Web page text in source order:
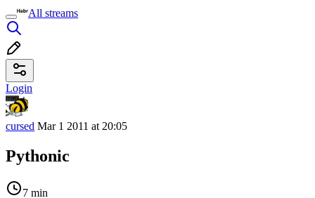
All streams
Login
cursed Mar 1 2011 at 20:05
Pythonic
7 min